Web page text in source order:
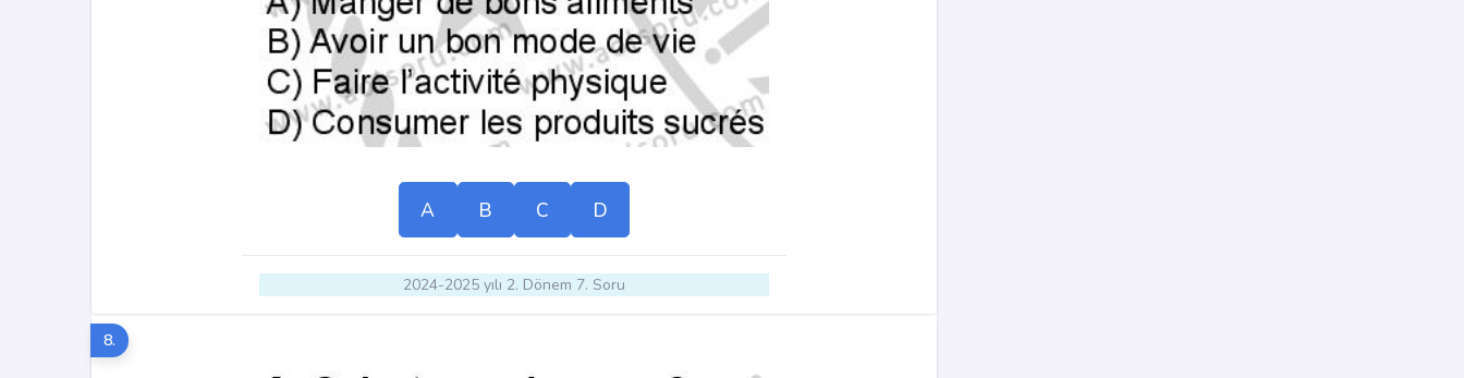
A B C D
2024-2025 yılı 2. Dönem 7. Soru
8.